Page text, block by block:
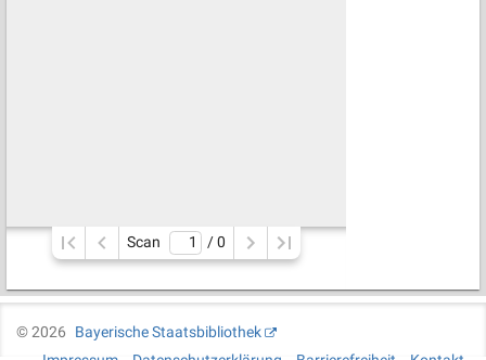
Scan / 0
©2026
Bayerische Staatsbibliothek